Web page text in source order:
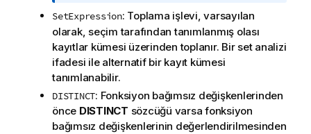
n
o
t
u
SetExpression: Toplama işlevi, varsayılan
olarak, seçim tarafından tanımlanmış olası
kayıtlar kümesi üzerinden toplanır. Bir set analizi
ifadesi ile alternatif bir kayıt kümesi
tanımlanabilir.
DISTINCT: Fonksiyon bağımsız değişkenlerinden
önce DISTINCT sözcüğü varsa fonksiyon
bağımsız değişkenlerinin değerlendirilmesinden